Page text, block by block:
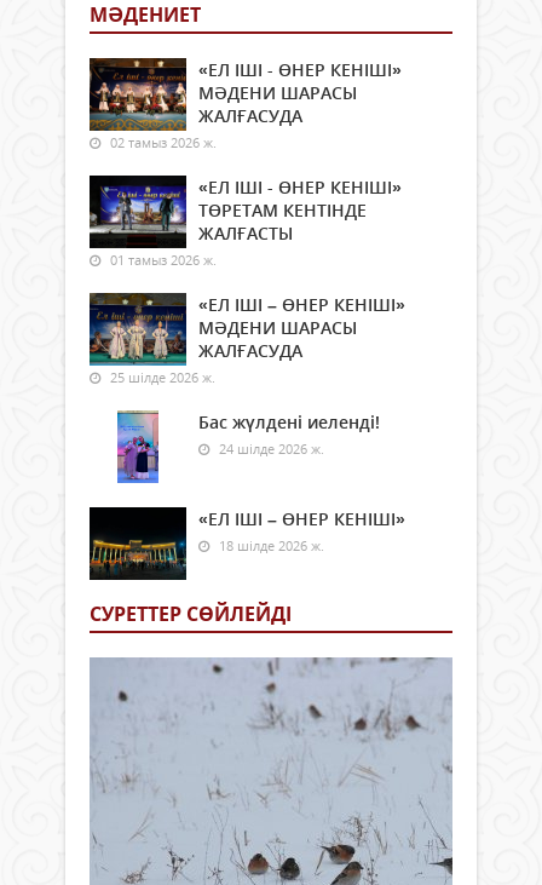
МӘДЕНИЕТ
«ЕЛ ІШІ - ӨНЕР КЕНІШІ»
МӘДЕНИ ШАРАСЫ
ЖАЛҒАСУДА
02 тамыз 2026 ж.
«ЕЛ ІШІ - ӨНЕР КЕНІШІ»
ТӨРЕТАМ КЕНТІНДЕ
ЖАЛҒАСТЫ
01 тамыз 2026 ж.
«ЕЛ ІШІ – ӨНЕР КЕНІШІ»
МӘДЕНИ ШАРАСЫ
ЖАЛҒАСУДА
25 шілде 2026 ж.
Бас жүлдені иеленді!
24 шілде 2026 ж.
«ЕЛ ІШІ – ӨНЕР КЕНІШІ»
18 шілде 2026 ж.
СУРЕТТЕР СӨЙЛЕЙДI